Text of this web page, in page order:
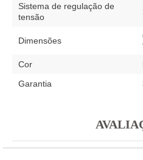
Sistema de regulação de
tensão
Dimensões
Cor
Garantia